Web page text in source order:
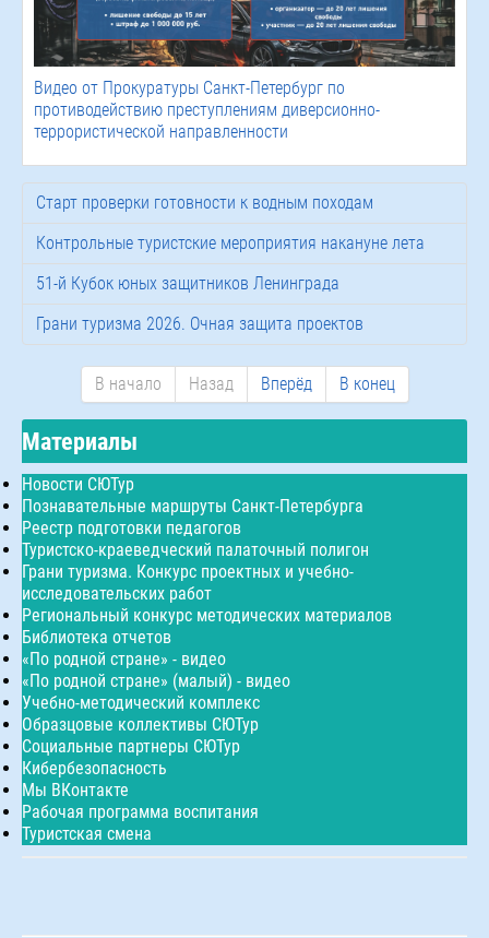
Видео от Прокуратуры Санкт-Петербург по
противодействию преступлениям диверсионно-
террористической направленности
Старт проверки готовности к водным походам
Контрольные туристские мероприятия накануне лета
51-й Кубок юных защитников Ленинграда
Грани туризма 2026. Очная защита проектов
В начало Назад Вперёд В конец
Материалы
Новости СЮТур
Познавательные маршруты Санкт-Петербурга
Реестр подготовки педагогов
Туристско-краеведческий палаточный полигон
Грани туризма. Конкурс проектных и учебно-
исследовательских работ
Региональный конкурс методических материалов
Библиотека отчетов
«По родной стране» - видео
«По родной стране» (малый) - видео
Учебно-методический комплекс
Образцовые коллективы СЮТур
Социальные партнеры СЮТур
Кибербезопасность
Мы ВКонтакте
Рабочая программа воспитания
Туристская смена